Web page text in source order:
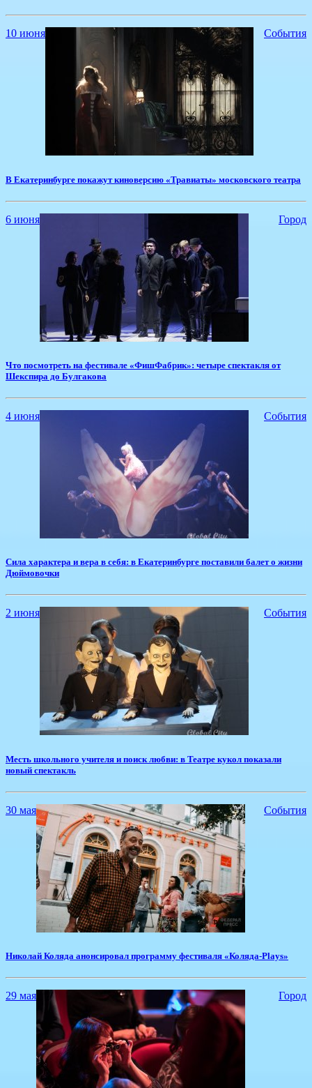
10 июня События
​В Екатеринбурге покажут киноверсию «Травиаты» московского театра
6 июня Город
Что посмотреть на фестивале «ФишФабрик»: четыре спектакля от
Шекспира до Булгакова
4 июня События
​Сила характера и вера в себя: в Екатеринбурге поставили балет о жизни
Дюймовочки
2 июня События
Месть школьного учителя и поиск любви: в Театре кукол показали
новый спектакль
30 мая События
​Николай Коляда анонсировал программу фестиваля «Коляда-Plays»
29 мая Город